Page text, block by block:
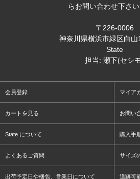
らお問い合わせ下さい
〒226-0006
神奈川県横浜市緑区白山
State
担当: 瀬下(セシ
会員登録 マイア
カートを見る お問い
State について 購入手
よくあるご質問 サイズ
出荷予定日や梱包、営業日について 追跡可